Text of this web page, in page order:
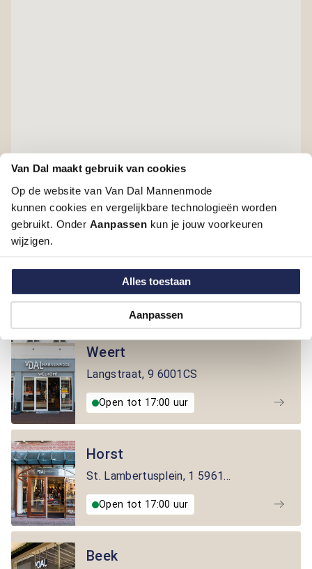
Van Dal maakt gebruik van cookies
Op de website van Van Dal Mannenmode
kunnen cookies en vergelijkbare technologieën worden
gebruikt. Onder Aanpassen kun je jouw voorkeuren
wijzigen.
Alles toestaan
Aanpassen
Winkels in de buurt van
Roermond
Weert
Langstraat, 9 6001CS
Open tot 17:00 uur
Horst
St. Lambertusplein, 1 5961EW
Open tot 17:00 uur
Beek